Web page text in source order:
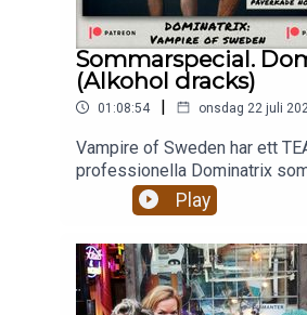
Sommarspecial.
(Alkohol dracks)
01:08:54 | onsdag 22 juli
Vampire of Sweden har ett
professionella Dominatrix
och dominerar och förnedrar
arbete ut egentligen? Är hon
mammas övergrepp påverkat
arbete?
Play